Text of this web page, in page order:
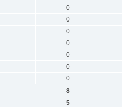
0
0
0
0
0
0
0
8
5